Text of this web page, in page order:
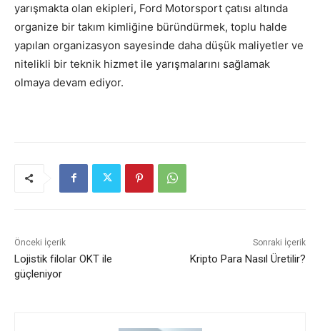
yarışmakta olan ekipleri, Ford Motorsport çatısı altında
organize bir takım kimliğine büründürmek, toplu halde
yapılan organizasyon sayesinde daha düşük maliyetler ve
nitelikli bir teknik hizmet ile yarışmalarını sağlamak
olmaya devam ediyor.
Önceki İçerik
Lojistik filolar OKT ile
güçleniyor
Sonraki İçerik
Kripto Para Nasıl Üretilir?